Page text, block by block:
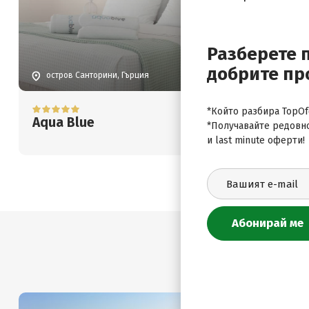
остров Санторини, Гърция
Aqua Blue
Цена от
1077.00€
2106.43лв.
Разберете
добрите
*Който разбира
*Получавайте
и last minute оферти!